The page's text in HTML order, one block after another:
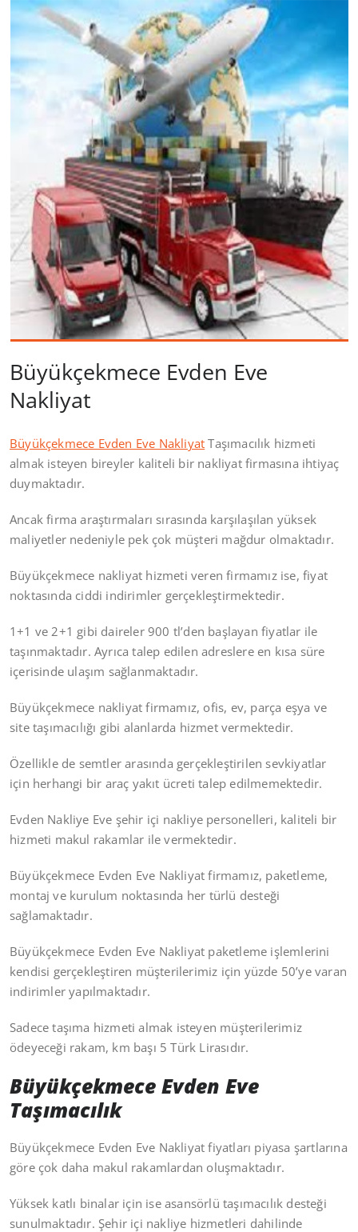
Büyükçekmece Evden Eve
Nakliyat
Büyükçekmece Evden Eve Nakliyat Taşımacılık hizmeti
almak isteyen bireyler kaliteli bir nakliyat firmasına ihtiyaç
duymaktadır.
Ancak firma araştırmaları sırasında karşılaşılan yüksek
maliyetler nedeniyle pek çok müşteri mağdur olmaktadır.
Büyükçekmece nakliyat hizmeti veren firmamız ise, fiyat
noktasında ciddi indirimler gerçekleştirmektedir.
1+1 ve 2+1 gibi daireler 900 tl’den başlayan fiyatlar ile
taşınmaktadır. Ayrıca talep edilen adreslere en kısa süre
içerisinde ulaşım sağlanmaktadır.
Büyükçekmece nakliyat firmamız, ofis, ev, parça eşya ve
site taşımacılığı gibi alanlarda hizmet vermektedir.
Özellikle de semtler arasında gerçekleştirilen sevkiyatlar
için herhangi bir araç yakıt ücreti talep edilmemektedir.
Evden Nakliye Eve şehir içi nakliye personelleri, kaliteli bir
hizmeti makul rakamlar ile vermektedir.
Büyükçekmece Evden Eve Nakliyat firmamız, paketleme,
montaj ve kurulum noktasında her türlü desteği
sağlamaktadır.
Büyükçekmece Evden Eve Nakliyat paketleme işlemlerini
kendisi gerçekleştiren müşterilerimiz için yüzde 50’ye varan
indirimler yapılmaktadır.
Sadece taşıma hizmeti almak isteyen müşterilerimiz
ödeyeceği rakam, km başı 5 Türk Lirasıdır.
Büyükçekmece Evden Eve
Taşımacılık
Büyükçekmece Evden Eve Nakliyat fiyatları piyasa şartlarına
göre çok daha makul rakamlardan oluşmaktadır.
Yüksek katlı binalar için ise asansörlü taşımacılık desteği
sunulmaktadır. Şehir içi nakliye hizmetleri dahilinde